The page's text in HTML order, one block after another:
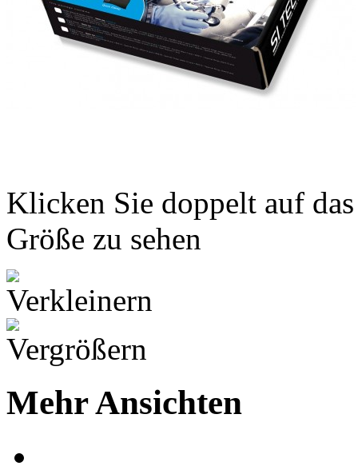
Klicken Sie doppelt auf
Größe zu sehen
Mehr Ansichten